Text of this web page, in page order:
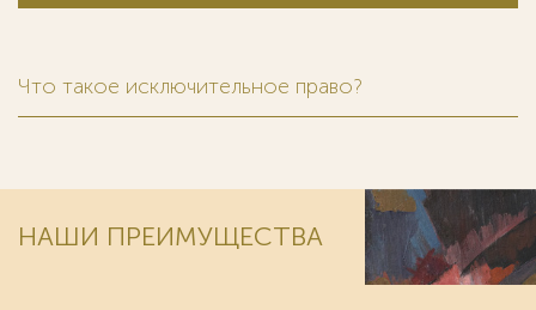
Что такое исключительное право?
НАШИ ПРЕИМУЩЕСТВА